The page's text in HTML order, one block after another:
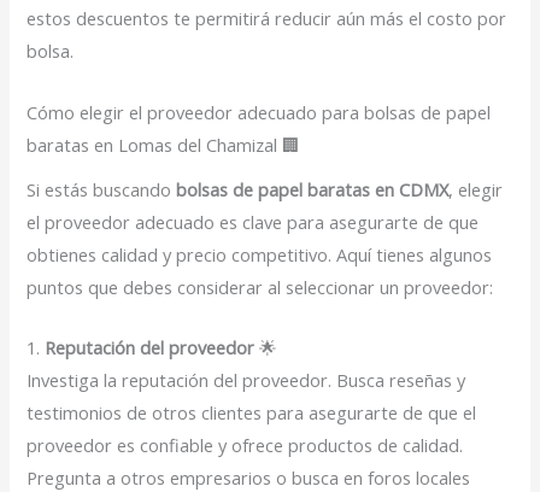
estos descuentos te permitirá reducir aún más el costo por
bolsa.
Cómo elegir el proveedor adecuado para bolsas de papel
baratas en Lomas del Chamizal 🏢
Si estás buscandobolsas de papel baratas en CDMX, elegir
el proveedor adecuado es clave para asegurarte de que
obtienes calidad y precio competitivo. Aquí tienes algunos
puntos que debes considerar al seleccionar un proveedor:
1. Reputación del proveedor 🌟
Investiga la reputación del proveedor. Busca reseñas y
testimonios de otros clientes para asegurarte de que el
proveedor es confiable y ofrece productos de calidad.
Pregunta a otros empresarios o busca en foros locales